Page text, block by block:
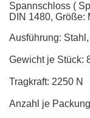
Spannschloss (
DIN 1480, Größe:
Ausführung:
Gewicht je Stück:
Tragkraft: 2250 N
Anzahl je